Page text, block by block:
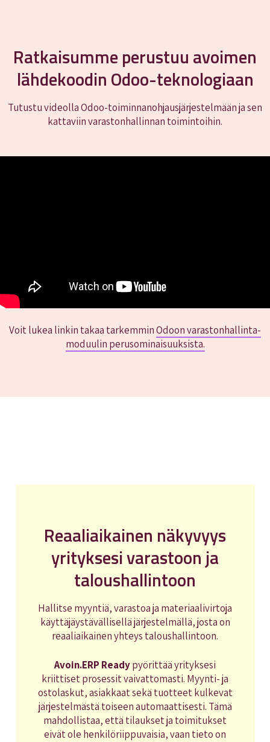
Ratkaisumme perustuu avoimen
lähdekoodin Odoo-teknologiaan
Tutustu videolla Odoo-toiminnanohjausjärjestelmään ja sen
kattaviin varastonhallinnan toimintoihin.
Voit lukea linkin takaa tarkemminOdoon varastonhallinta-
moduulin perusominaisuuksista.
Reaaliaikainen näkyvyys
yrityksesi varastoon ja
taloushallintoon
Hallitse myyntiä, varastoa ja materiaalivirtoja
käyttäjäystävällisellä järjestelmällä, josta on
reaaliaikainen yhteys taloushallintoon.
Avoin.ERP Readypyörittää yrityksesi
kriittiset prosessit vaivattomasti. Myynti- ja
ostolaskut, asiakkaat sekä tuotteet kulkevat
järjestelmästä toiseen automaattisesti. Tämä
mahdollistaa, että tilaukset ja toimitukset
eivät ole henkilöriippuvaisia, vaan tieto on